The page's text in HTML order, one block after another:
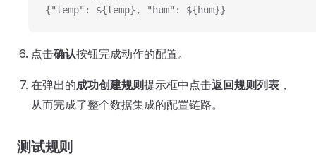
{"temp": ${temp}, "hum": ${hum}}
点击确认按钮完成动作的配置。
在弹出的成功创建规则提示框中点击返回规则列表 ，
从而完成了整个数据集成的配置链路。
测试规则